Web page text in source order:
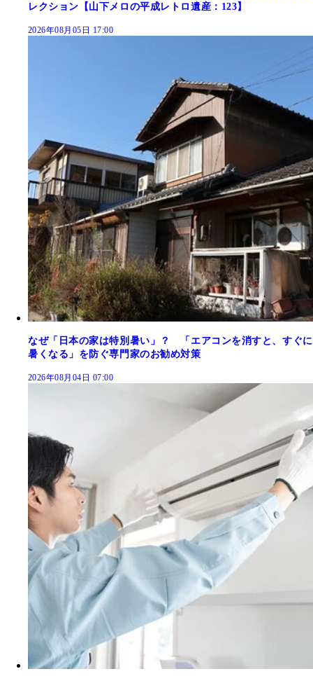
レクション【山下メロの平成レトロ遺産：123】
2026年08月05日 17:00
なぜ「日本の家は特別暑い」？ 「エアコンを消すと、すぐに
暑くなる」を防ぐ専門家のお勧め対策
2026年08月04日 07:00